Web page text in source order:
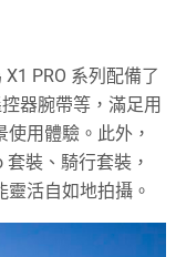
PRO 系列配備了
器腕帶等，滿足用
用體驗。此外，
套裝、騎行套裝，
活自如地拍攝。